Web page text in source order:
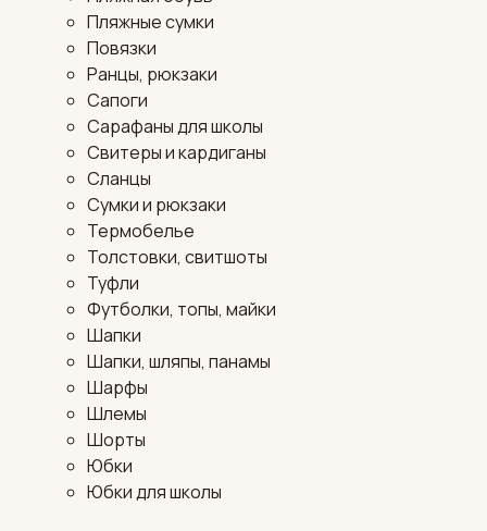
Пляжные сумки
Повязки
Ранцы, рюкзаки
Сапоги
Сарафаны для школы
Свитеры и кардиганы
Сланцы
Сумки и рюкзаки
Термобелье
Толстовки, свитшоты
Туфли
Футболки, топы, майки
Шапки
Шапки, шляпы, панамы
Шарфы
Шлемы
Шорты
Юбки
Юбки для школы